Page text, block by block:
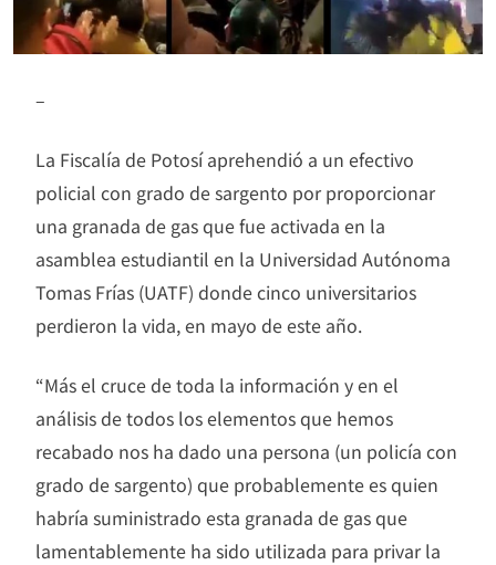
–
La Fiscalía de Potosí aprehendió a un efectivo
policial con grado de sargento por proporcionar
una granada de gas que fue activada en la
asamblea estudiantil en la Universidad Autónoma
Tomas Frías (UATF) donde cinco universitarios
perdieron la vida, en mayo de este año.
“Más el cruce de toda la información y en el
análisis de todos los elementos que hemos
recabado nos ha dado una persona (un policía con
grado de sargento) que probablemente es quien
habría suministrado esta granada de gas que
lamentablemente ha sido utilizada para privar la